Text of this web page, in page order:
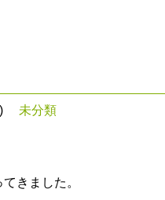
未分類
きました。